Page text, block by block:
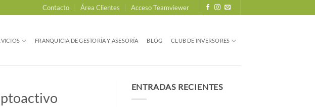
Contacto Área Clientes Acceso Teamviewer
FRANQUICIA DE GESTORÍA Y ASESORÍA BLOG CLUB DE INVERSORES
ENTRADAS RECIENTES